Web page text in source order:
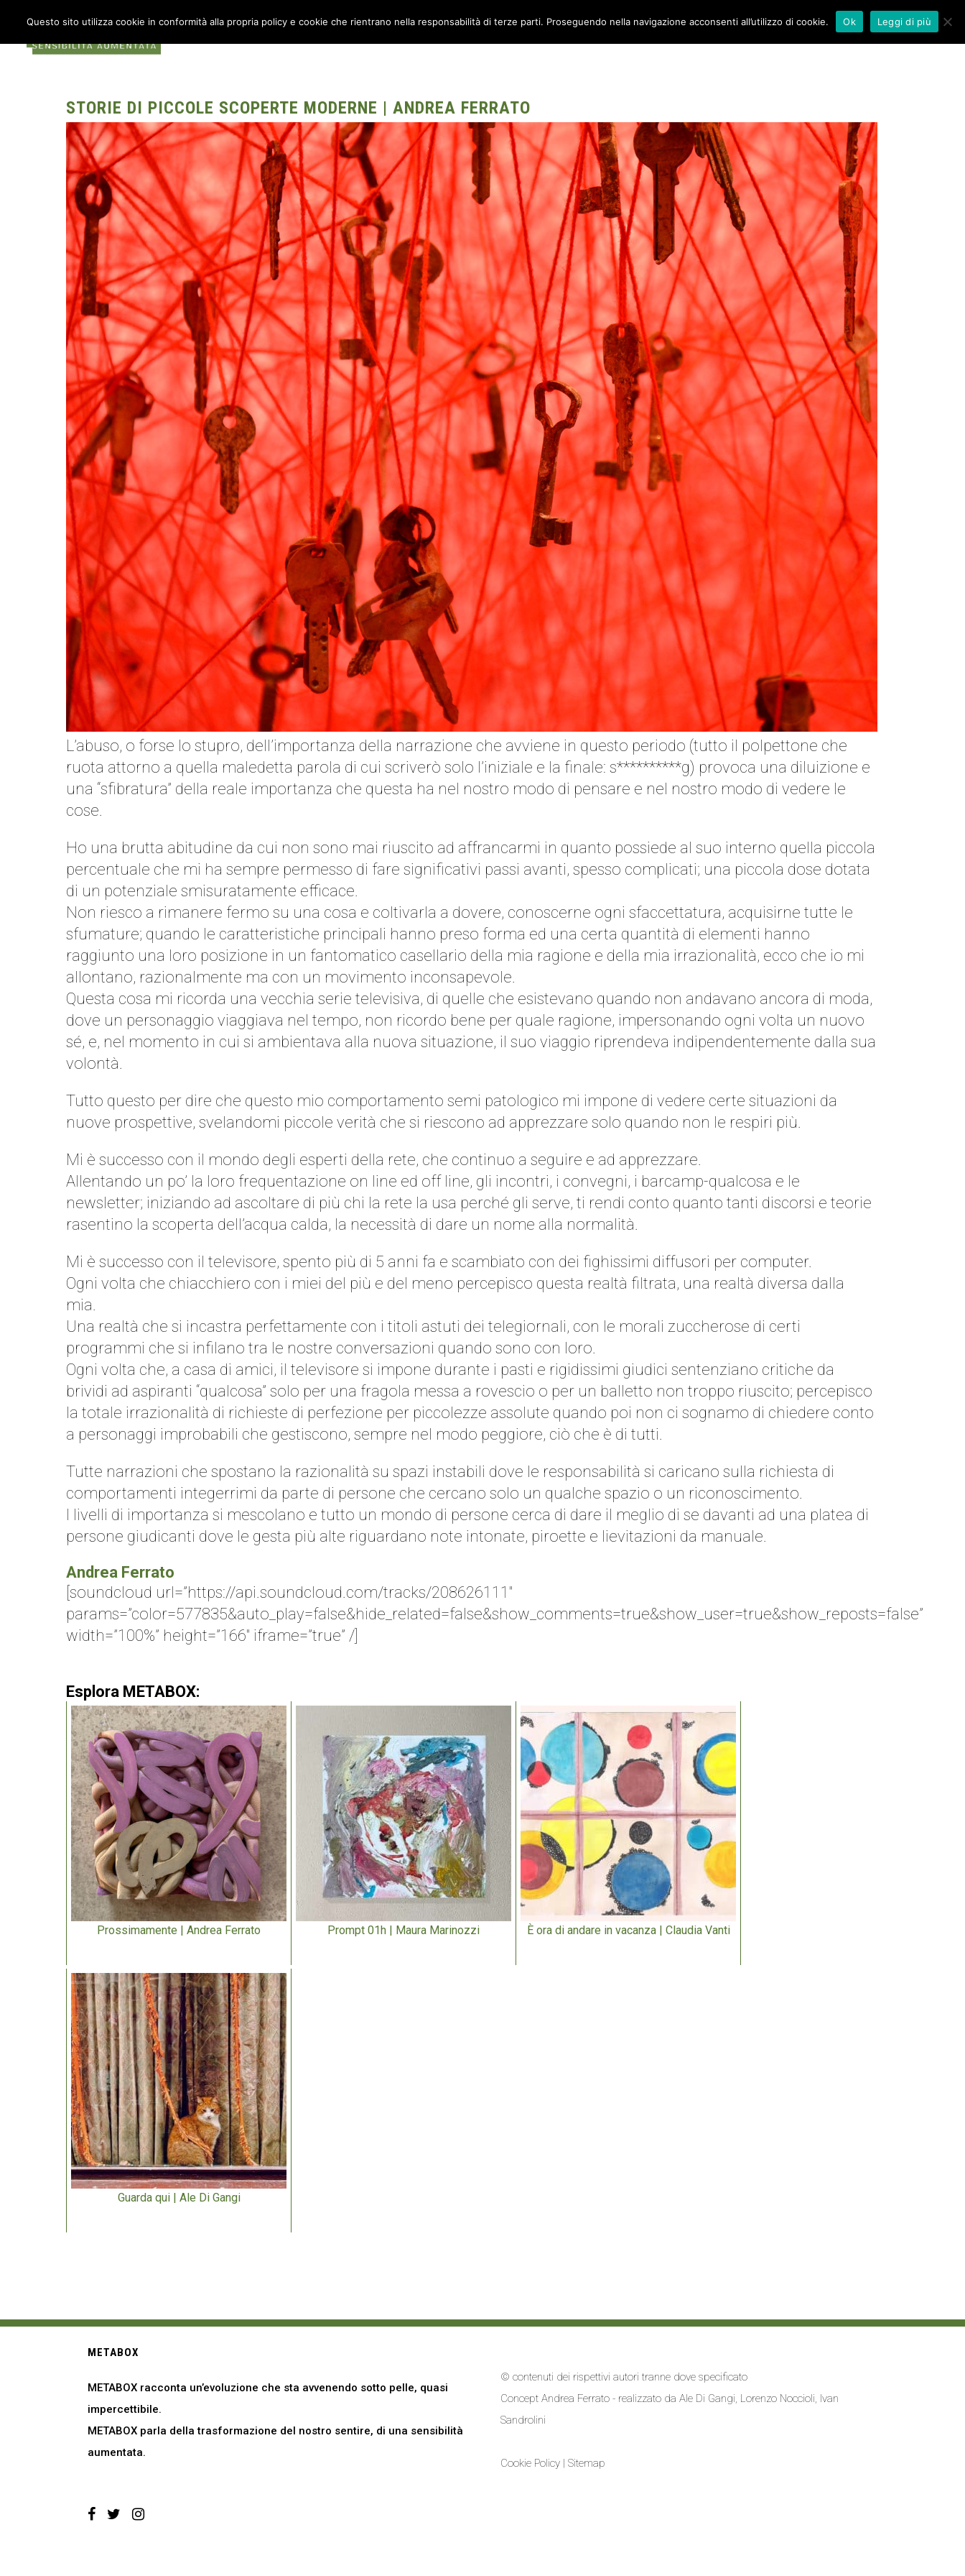
COS’È METABOX CANTIERE METABOX
STORIE DI PICCOLE SCOPERTE MODERNE | ANDREA FERRATO
L’abuso, o forse lo stupro, dell’importanza della narrazione che avviene in questo periodo (tutto il polpettone che
ruota attorno a quella maledetta parola di cui scriverò solo l’iniziale e la finale: s**********g) provoca una diluizione e
una “sfibratura” della reale importanza che questa ha nel nostro modo di pensare e nel nostro modo di vedere le
cose.
Ho una brutta abitudine da cui non sono mai riuscito ad affrancarmi in quanto possiede al suo interno quella piccola
percentuale che mi ha sempre permesso di fare significativi passi avanti, spesso complicati; una piccola dose dotata
di un potenziale smisuratamente efficace.
Non riesco a rimanere fermo su una cosa e coltivarla a dovere, conoscerne ogni sfaccettatura, acquisirne tutte le
sfumature; quando le caratteristiche principali hanno preso forma ed una certa quantità di elementi hanno
raggiunto una loro posizione in un fantomatico casellario della mia ragione e della mia irrazionalità, ecco che io mi
allontano, razionalmente ma con un movimento inconsapevole.
Questa cosa mi ricorda una vecchia serie televisiva, di quelle che esistevano quando non andavano ancora di moda,
dove un personaggio viaggiava nel tempo, non ricordo bene per quale ragione, impersonando ogni volta un nuovo
sé, e, nel momento in cui si ambientava alla nuova situazione, il suo viaggio riprendeva indipendentemente dalla sua
volontà.
Tutto questo per dire che questo mio comportamento semi patologico mi impone di vedere certe situazioni da
nuove prospettive, svelandomi piccole verità che si riescono ad apprezzare solo quando non le respiri più.
Mi è successo con il mondo degli esperti della rete, che continuo a seguire e ad apprezzare.
Allentando un po’ la loro frequentazione on line ed off line, gli incontri, i convegni, i barcamp-qualcosa e le
newsletter; iniziando ad ascoltare di più chi la rete la usa perché gli serve, ti rendi conto quanto tanti discorsi e teorie
rasentino la scoperta dell’acqua calda, la necessità di dare un nome alla normalità.
Mi è successo con il televisore, spento più di 5 anni fa e scambiato con dei fighissimi diffusori per computer.
Ogni volta che chiacchiero con i miei del più e del meno percepisco questa realtà filtrata, una realtà diversa dalla
mia.
Una realtà che si incastra perfettamente con i titoli astuti dei telegiornali, con le morali zuccherose di certi
programmi che si infilano tra le nostre conversazioni quando sono con loro.
Ogni volta che, a casa di amici, il televisore si impone durante i pasti e rigidissimi giudici sentenziano critiche da
brividi ad aspiranti “qualcosa” solo per una fragola messa a rovescio o per un balletto non troppo riuscito; percepisco
la totale irrazionalità di richieste di perfezione per piccolezze assolute quando poi non ci sognamo di chiedere conto
a personaggi improbabili che gestiscono, sempre nel modo peggiore, ciò che è di tutti.
Tutte narrazioni che spostano la razionalità su spazi instabili dove le responsabilità si caricano sulla richiesta di
comportamenti integerrimi da parte di persone che cercano solo un qualche spazio o un riconoscimento.
I livelli di importanza si mescolano e tutto un mondo di persone cerca di dare il meglio di se davanti ad una platea di
persone giudicanti dove le gesta più alte riguardano note intonate, piroette e lievitazioni da manuale.
Andrea Ferrato
[soundcloud url=”https://api.soundcloud.com/tracks/208626111″
params=”color=577835&auto_play=false&hide_related=false&show_comments=true&show_user=true&show_reposts=false”
width=”100%” height=”166″ iframe=”true” /]
Esplora METABOX:
Prossimamente | Andrea Ferrato Prompt 01h | Maura Marinozzi È ora di andare in vacanza | Claudia Vanti
Guarda qui | Ale Di Gangi
METABOX
METABOX racconta un’evoluzione che sta avvenendo sotto pelle, quasi
impercettibile.
METABOX parla della trasformazione del nostro sentire, di una sensibilità
aumentata.
© contenuti dei rispettivi autori tranne dove specificato
Concept Andrea Ferrato - realizzato da Ale Di Gangi, Lorenzo Noccioli, Ivan
Sandrolini
Cookie Policy | Sitemap
Questo sito utilizza cookie in conformità alla propria policy e cookie che rientrano nella responsabilità di terze parti. Proseguendo nella navigazione acconsenti all’utilizzo di cookie. Ok Leggi di più